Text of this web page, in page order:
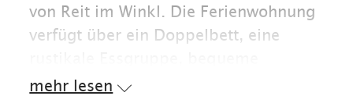
von Reit im Winkl. Die Ferienwohnung
verfügt über ein Doppelbett, eine
Fernsehsessel und ein modernes Bad
mehr lesen